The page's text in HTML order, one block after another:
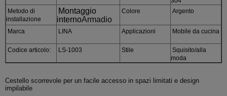
Metodo di
installazione
Montaggio
internoArmadio
Colore Argento
Marca LINA Applicazioni Mobile da cucina
Codice articolo: LS-1003 Stile
Squisito/alla
moda
Cestello scorrevole per un facile accesso in spazi limitati e design
impilabile